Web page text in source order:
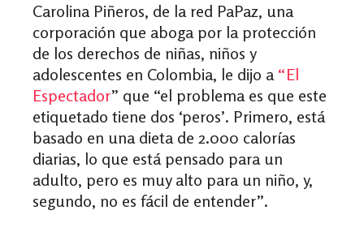
Carolina Piñeros, de la red PaPaz, una
corporación que aboga por la protección
de los derechos de niñas, niños y
adolescentes en Colombia, le dijo a“El
Espectador” que “el problema es que este
etiquetado tiene dos ‘peros’. Primero, está
basado en una dieta de 2.000 calorías
diarias, lo que está pensado para un
adulto, pero es muy alto para un niño, y,
segundo, no es fácil de entender”.